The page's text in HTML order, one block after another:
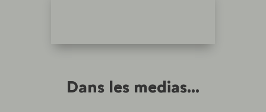
Dans les medias...